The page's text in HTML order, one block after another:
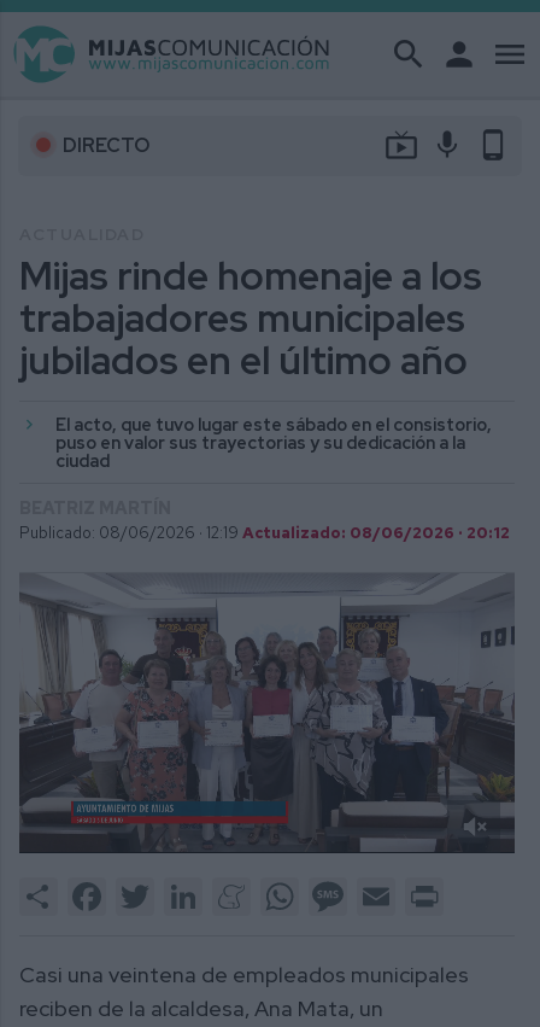
search person menu
DIRECTO live_tv mic phone_android
Mijas rinde homenaje a los
trabajadores municipales
jubilados en el último año
El acto, que tuvo lugar este sábado en el consistorio,
puso en valor sus trayectorias y su dedicación a la
ciudad
Publicado: 08/06/2026 · 12:19 Actualizado: 08/06/2026 · 20:12
2
Share FacebookTwitter LinkedInMeneameWhatsAppMessage
Email
Casi una veintena de empleados municipales
reciben de la alcaldesa, Ana Mata, un